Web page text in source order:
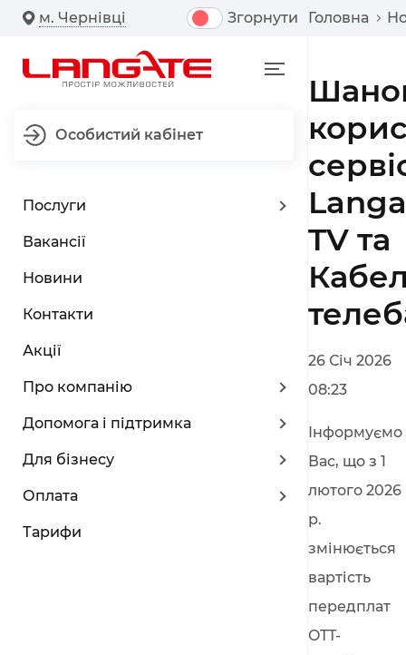
м. Чернівці Згорнути
Особистий кабінет
Послуги
Вакансії
Новини
Контакти
Акції
Про компанію
Допомога і підтримка
Для бізнесу
Оплата
Тарифи
Головна
TV та
26 Січ 2026
08:23
Інформуємо
Вас, що з 1
лютого 2026
р.
змінюється
вартість
передплат
OTT-